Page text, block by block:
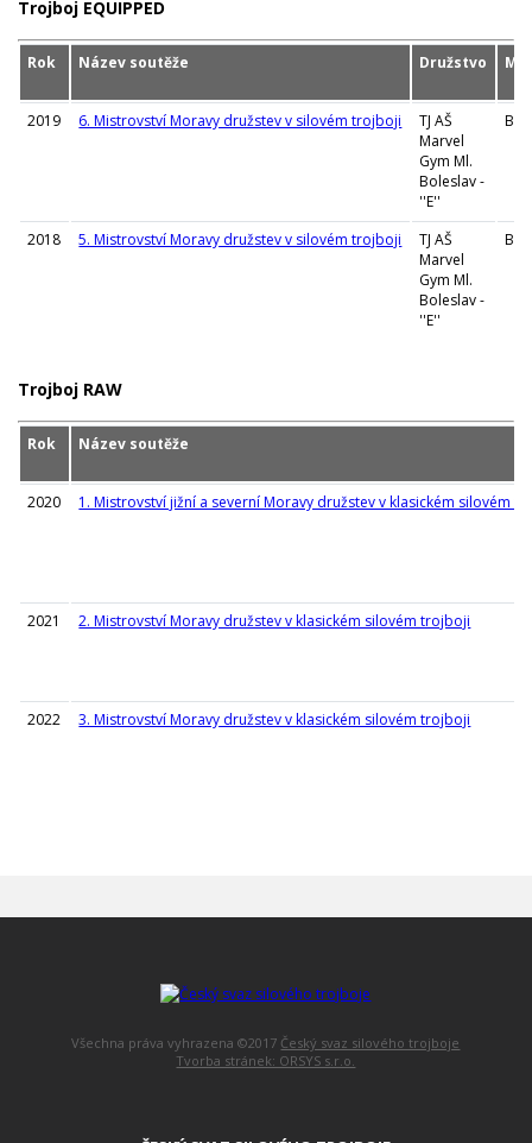
Trojboj EQUIPPED
Rok Název soutěže Družstvo
2019 6. Mistrovství Moravy družstev v silovém trojboji
TJ AŠ
Marvel
Gym Ml.
Boleslav -
''E''
2018 5. Mistrovství Moravy družstev v silovém trojboji
TJ AŠ
Marvel
Gym Ml.
Boleslav -
''E''
Trojboj RAW
Rok Název soutěže
2020 1. Mistrovství jižní a severní Moravy družstev v klasickém silovém
2021 2. Mistrovství Moravy družstev v klasickém silovém trojboji
2022 3. Mistrovství Moravy družstev v klasickém silovém trojboji
Všechna práva vyhrazena ©2017 Český svaz silového trojboje
Tvorba stránek: ORSYS s.r.o.